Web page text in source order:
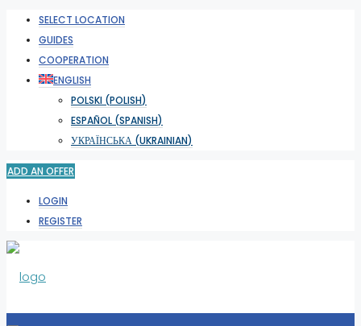
SELECT LOCATION
GUIDES
COOPERATION
ENGLISH
POLSKI (POLISH)
ESPAÑOL (SPANISH)
УКРАЇНСЬКА (UKRAINIAN)
ADD AN OFFER
LOGIN
REGISTER